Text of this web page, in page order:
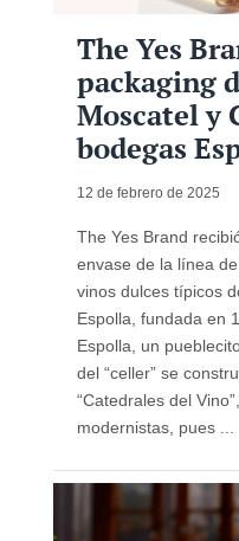
The Yes
packaging
Moscatel y
bodegas
12 de febrero de 2025
The Yes Brand
envase de la línea
vinos dulces típicos
Espolla, fundada en
Espolla, un
del “celler” se
“Catedrales del
modernistas, pues ...